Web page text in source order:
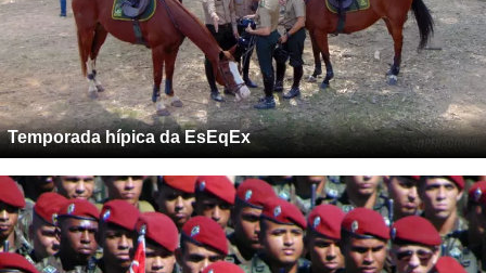
Temporada hípica da EsEqEx